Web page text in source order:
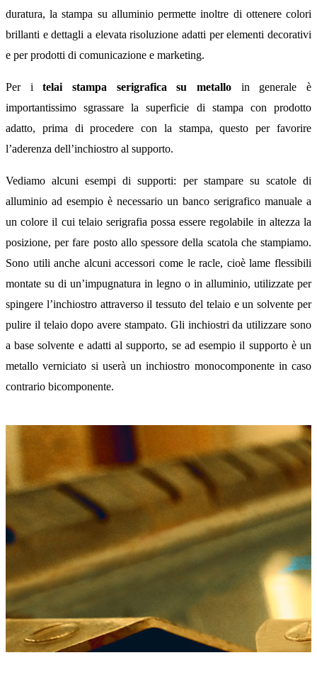
duratura, la stampa su alluminio permette inoltre di ottenere colori
brillanti e dettagli a elevata risoluzione adatti per elementi decorativi
e per prodotti di comunicazione e marketing.
Per itelai stampa serigrafica su metallo in generale è
importantissimo sgrassare la superficie di stampa con prodotto
adatto, prima di procedere con la stampa, questo per favorire
l’aderenza dell’inchiostro al supporto.
Vediamo alcuni esempi di supporti: per stampare su scatole di
alluminio ad esempio è necessario un banco serigrafico manuale a
un colore il cui telaio serigrafia possa essere regolabile in altezza la
posizione, per fare posto allo spessore della scatola che stampiamo.
Sono utili anche alcuni accessori come le racle, cioè lame flessibili
montate su di un’impugnatura in legno o in alluminio, utilizzate per
spingere l’inchiostro attraverso il tessuto del telaio e un solvente per
pulire il telaio dopo avere stampato. Gli inchiostri da utilizzare sono
a base solvente e adatti al supporto, se ad esempio il supporto è un
metallo verniciato si userà un inchiostro monocomponente in caso
contrario bicomponente.